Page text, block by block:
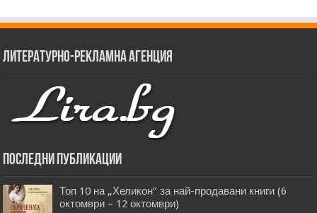
Литературно-рекламна агенция
Последни публикации
Топ 10 на „Хеликон” за най-продавани книги (6
октомври – 12 октомври)